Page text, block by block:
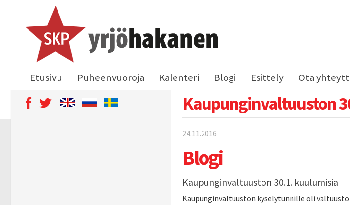
Etusivu Puheenvuoroja Kalenteri Blogi Esittely Ota
Kaupunginvaltuuston
24.11.2016
Blogi
Kaupunginvaltuuston 30.1. kuulumisia
Kaupunginvaltuuston kyselytunnille oli